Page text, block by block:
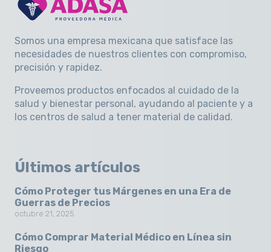
Somos una empresa mexicana que satisface las
necesidades de nuestros clientes con compromiso,
precisión y rapidez.
Proveemos productos enfocados al cuidado de la
salud y bienestar personal, ayudando al paciente y a
los centros de salud a tener material de calidad.
Últimos artículos
Cómo Proteger tus Márgenes en una Era de
Guerras de Precios
octubre 21, 2025
Cómo Comprar Material Médico en Línea sin
Riesgo